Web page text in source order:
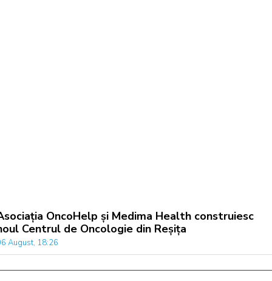
OncoHelp și Medima Health construiesc
Centrul de Oncologie din Reșița
August, 18:26